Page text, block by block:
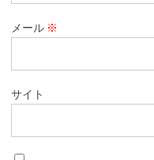
メール ※
サイト